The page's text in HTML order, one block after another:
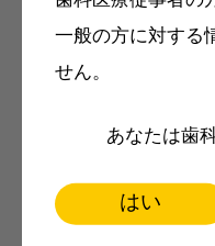
一般の方に対する
せん。
あなたは歯
はい